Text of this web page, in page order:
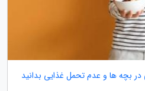
در بچه ها و عدم تحمل غذایی بدانید